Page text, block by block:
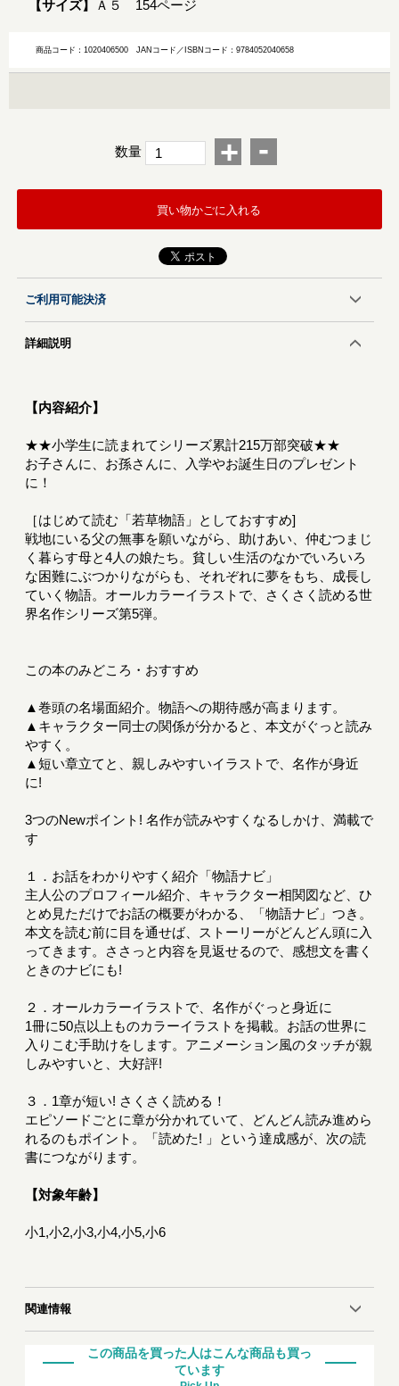
【サイズ】 Ａ５ 154ページ
商品コード：1020406500JANコード／ISBNコード：9784052040658
数量 + -
買い物かごに入れる
ご利用可能決済
詳細説明
【内容紹介】
★★小学生に読まれてシリーズ累計215万部突破★★
お子さんに、お孫さんに、入学やお誕生日のプレゼント
に！
［はじめて読む「若草物語」としておすすめ]
戦地にいる父の無事を願いながら、助けあい、仲むつまじ
く暮らす母と4人の娘たち。貧しい生活のなかでいろいろ
な困難にぶつかりながらも、それぞれに夢をもち、成長し
ていく物語。オールカラーイラストで、さくさく読める世
界名作シリーズ第5弾。
この本のみどころ・おすすめ
▲巻頭の名場面紹介。物語への期待感が高まります。
▲キャラクター同士の関係が分かると、本文がぐっと読み
やすく。
▲短い章立てと、親しみやすいイラストで、名作が身近
に!
3つのNewポイント! 名作が読みやすくなるしかけ、満載で
す
１．お話をわかりやすく紹介「物語ナビ」
主人公のプロフィール紹介、キャラクター相関図など、ひ
とめ見ただけでお話の概要がわかる、「物語ナビ」つき。
本文を読む前に目を通せば、ストーリーがどんどん頭に入
ってきます。ささっと内容を見返せるので、感想文を書く
ときのナビにも!
２．オールカラーイラストで、名作がぐっと身近に
1冊に50点以上ものカラーイラストを掲載。お話の世界に
入りこむ手助けをします。アニメーション風のタッチが親
しみやすいと、大好評!
３．1章が短い! さくさく読める！
エピソードごとに章が分かれていて、どんどん読み進めら
れるのもポイント。「読めた! 」という達成感が、次の読
書につながります。
【対象年齢】
小1,小2,小3,小4,小5,小6
関連情報
この商品を買った人はこんな商品も買っ
ています